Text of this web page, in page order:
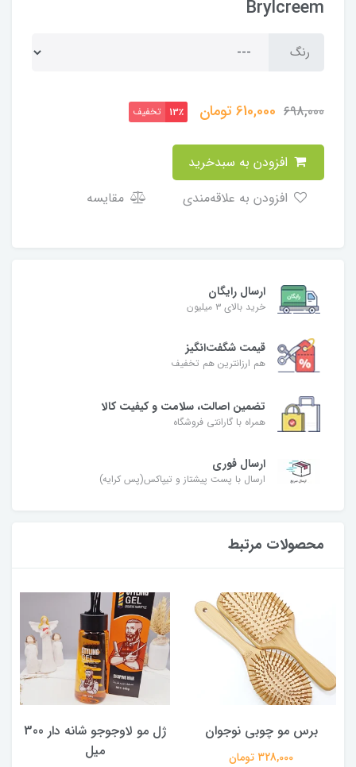
Brylcreem
رنگ
698,000
610,000تومان 13٪ تخفیف
مقایسه
ارسال رایگان
خرید بالای ۳ میلیون
قیمت شگفت‌انگیز
هم ارزانترین هم تخفیف
تضمین اصالت، سلامت و کیفیت کالا
همراه با گارانتی فروشگاه
ارسال فوری
ارسال با پست پیشتاز و تیپاکس(پس کرایه)
محصولات مرتبط
برس مو چوبی نوجوان
328,000 تومان
ژل مو لاوجوجو شانه دار 300
میل